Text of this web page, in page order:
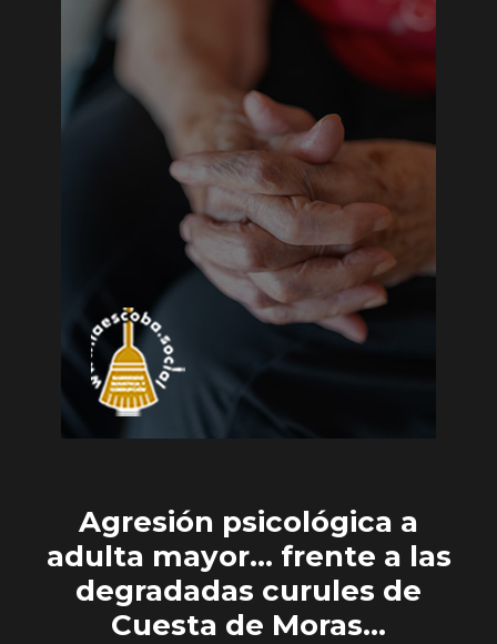
Agresión psicológica a
adulta mayor… frente a las
degradadas curules de
Cuesta de Moras…